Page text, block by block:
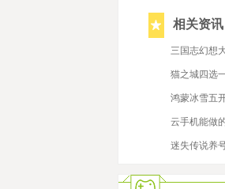
相关资讯
三国志幻想
猫之城四选
鸿蒙冰雪五
云手机能做
迷失传说养